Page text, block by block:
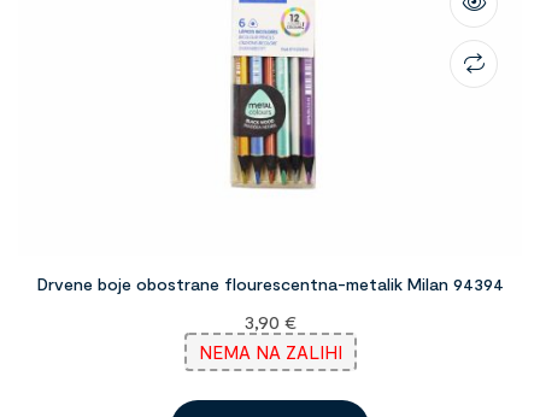
Drvene boje obostrane flourescentna-metalik Milan 94394
3,90 €
NEMA NA ZALIHI